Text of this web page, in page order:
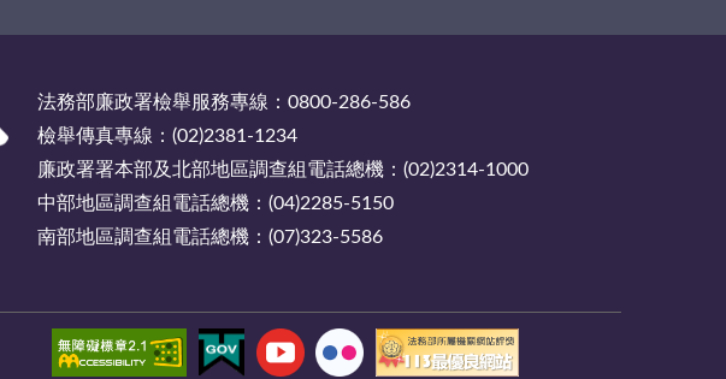
法務部廉政署檢舉服務專線：0800-286-586
檢舉傳真專線：(02)2381-1234
廉政署署本部及北部地區調查組電話總機：(02)2314-1000
中部地區調查組電話總機：(04)2285-5150
南部地區調查組電話總機：(07)323-5586